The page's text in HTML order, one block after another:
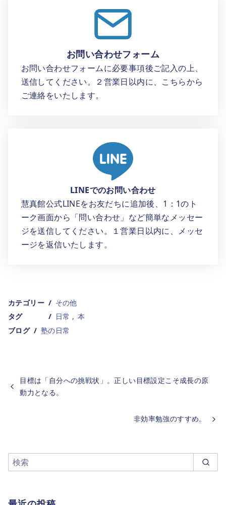
お問い合わせフォーム
お問い合わせフォームに必要事項後ご記入の上、
送信してください。２営業日以内に、こちらから
ご連絡をいたします。
LINEでのお問い合わせ
慧真館公式LINEをお友だちに追加後、1：1のト
ーク画面から「問い合わせ」など簡単なメッセー
ジを送信してください。１営業日以内に、メッセ
ージを返信いたします。
カテゴリー
その他
タグ
日常
本
ブログ
塾の日常
目標は「自分への挑戦状」。正しい目標設定こそ成長の原
動力となる。
非効率勉強のすすめ。